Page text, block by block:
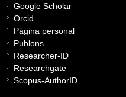
Google Scholar
Orcid
Página personal
Publons
Researcher-ID
Researchgate
Scopus-AuthorID